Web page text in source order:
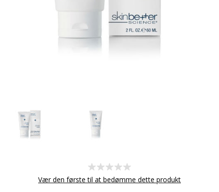
Vær den første til at bedømme dette produkt